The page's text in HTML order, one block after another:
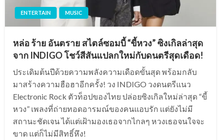
ENTERTAIN MUSIC
หล่อ ร้าย อันตราย สไตล์ซอมบี้ “ขี้หวง” ซิงเกิลล่าสุด
จาก INDIGO โชว์สีสันแปลกใหม่กับดนตรีสุดเดือด!
ประเดิมต้นปีด้วยความพลังความเดือดขั้นสุด พร้อมกลับ
มาสร้างความฮือฮาอีกครั้ง! วง INDIGO วงดนตรีแนว
Electronic Rock ตัวท็อปของไทย ปล่อยซิงเกิลใหม่ล่าสุด “ขี้
หวง” เพลงที่ถ่ายทอดอารมณ์ของคนแอบรัก แต่ยังไม่มี
สถานะชัดเจน ได้แต่เฝ้ามองเธอจากไกลๆ หวงเธอจนใจจะ
ขาด แต่ก็ไม่มีสิทธิ์หึง!